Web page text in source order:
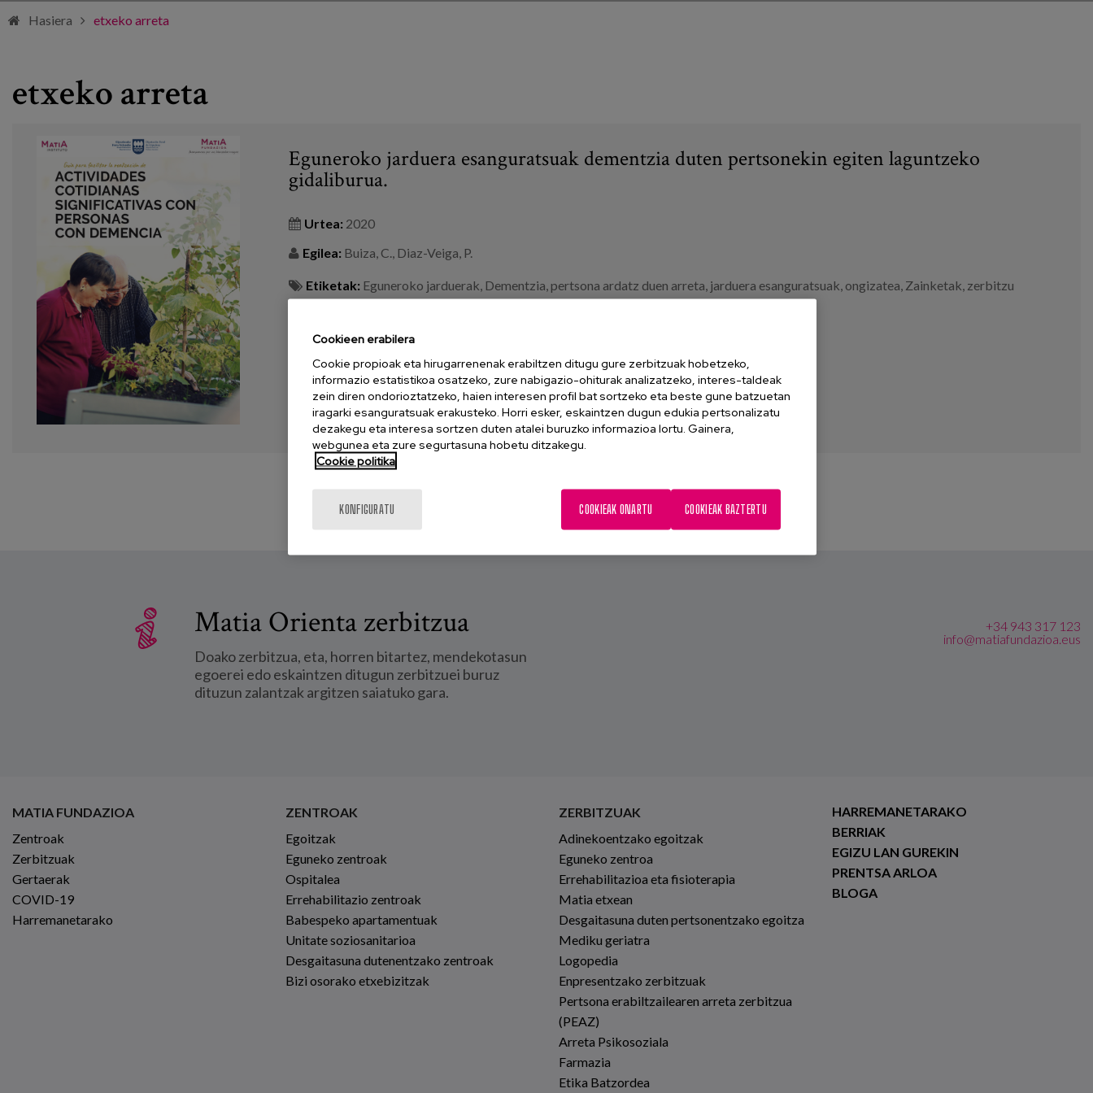
Hasiera etxeko arreta
etxeko arreta
Eguneroko jarduera esanguratsuak dementzia duten pertsonekin egiten laguntzeko
gidaliburua.
Urtea: 2020
Egilea: Buiza, C., Diaz-Veiga, P.
Etiketak: Eguneroko jarduerak, Dementzia,pertsona ardatz duen arreta, jarduera esanguratsuak, ongizatea, Zainketak, zerbitzu
gerontologikoak,egoitzak,etxeko arreta
Matia Orienta zerbitzua
Doako zerbitzua, eta, horren bitartez, mendekotasun
egoerei edo eskaintzen ditugun zerbitzuei buruz
dituzun zalantzak argitzen saiatuko gara.
+34 943 317 123
info@matiafundazioa.eus
MATIA FUNDAZIOA
Zentroak
Zerbitzuak
Gertaerak
COVID-19
Harremanetarako
ZENTROAK
Egoitzak
Eguneko zentroak
Ospitalea
Errehabilitazio zentroak
Babespeko apartamentuak
Unitate soziosanitarioa
Desgaitasuna dutenentzako zentroak
Bizi osorako etxebizitzak
ZERBITZUAK
Adinekoentzako egoitzak
Eguneko zentroa
Errehabilitazioa eta fisioterapia
Matia etxean
Desgaitasuna duten pertsonentzako egoitza
Mediku geriatra
Logopedia
Enpresentzako zerbitzuak
Pertsona erabiltzailearen arreta zerbitzua
(PEAZ)
Arreta Psikosoziala
Farmazia
Etika Batzordea
HARREMANETARAKO
BERRIAK
EGIZU LAN GUREKIN
PRENTSA ARLOA
BLOGA
Cookieen erabilera
Cookie propioak eta hirugarrenenak erabiltzen ditugu gure zerbitzuak hobetzeko,
informazio estatistikoa osatzeko, zure nabigazio-ohiturak analizatzeko, interes-taldeak
zein diren ondorioztatzeko, haien interesen profil bat sortzeko eta beste gune batzuetan
iragarki esanguratsuak erakusteko. Horri esker, eskaintzen dugun edukia pertsonalizatu
dezakegu eta interesa sortzen duten atalei buruzko informazioa lortu. Gainera,
webgunea eta zure segurtasuna hobetu ditzakegu.
Cookie politika
KONFIGURATU COOKIEAK BAZTERTU
COOKIEAK ONARTU